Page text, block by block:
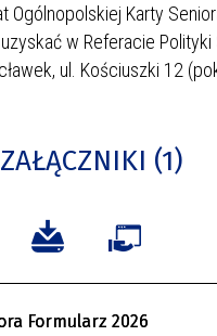
Ogólnopolskiej Karty
w Referacie Polityki
ul. Kościuszki 12
ZAŁĄCZNIKI (1)
Formularz 2026